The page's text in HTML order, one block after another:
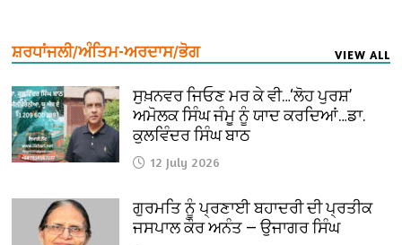
ਸ਼ਰਧਾਂਜਲੀ/ਅੰਤਿਮ-ਅਰਦਾਸ/ਭੋਗ VIEW ALL
ਸੁਖ਼ਨਵਰ ਜਿਓਣ ਮਰ ਕੇ ਵੀ…‘ਲੋਹ ਪੁਰਸ਼’
ਅਮੋਲਕ ਸਿੰਘ ਜੰਮੂ ਨੂੰ ਯਾਦ ਕਰਦਿਆਂ…ਡਾ.
ਕੁਲਵਿੰਦਰ ਸਿੰਘ ਬਾਠ
12 July 2026
ਗੁਰਮਤਿ ਨੂੰ ਪ੍ਰਣਾਈ ਬਹਾਦਰੀ ਦੀ ਪ੍ਰਤੀਕ
ਜਸਪਾਲ ਕੌਰ ਅਨੰਤ — ਉਜਾਗਰ ਸਿੰਘ